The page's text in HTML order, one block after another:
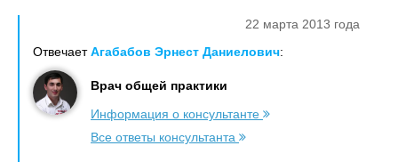
22 марта 2013 года
ОтвечаетАгабабов Эрнест Даниелович:
Врач общей практики
Информация о консультанте
Все ответы консультанта